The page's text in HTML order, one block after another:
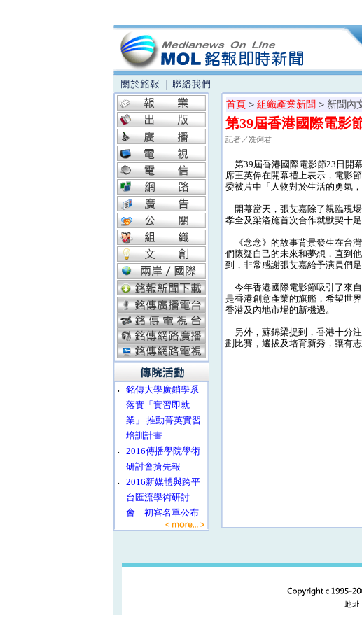
‧
銘傳大學廣銷學系
落實「實習即就
業」 推動菁英實習
培訓計畫
‧
2016傳播學院學術
研討會搶先報
‧
2016新媒體與跨平
台匯流學術研討
會 初審名單公布
首頁 > 組織產業新聞 > 新聞內
第39屆香港國際電影
記者／冼俐君
第39屆香港國際電影節23日開
席王英偉在開幕禮上表示，電影
委被片中「人物對於生活的勇氣
開幕當天，張艾嘉除了親臨現
孝全及梁洛施首次合作就默契十
《念念》的故事背景發生在台
們懷疑自己的未來和夢想，直到
到，非常感謝張艾嘉給予演員們足
今年香港國際電影節吸引了來
是香港創意產業的旗艦，希望世
香港及內地市場的新機遇。
另外，蘇錦梁提到，香港十分
劃比賽，選拔及培育新秀，讓有